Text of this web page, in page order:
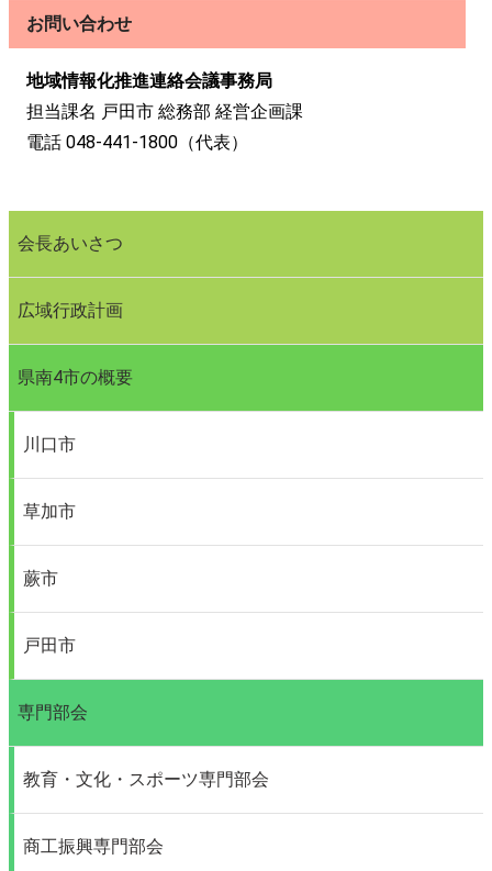
お問い合わせ
地域情報化推進連絡会議事務局
担当課名 戸田市 総務部 経営企画課
電話 048-441-1800（代表）
会長あいさつ
広域行政計画
県南4市の概要
川口市
草加市
蕨市
戸田市
専門部会
教育・文化・スポーツ専門部会
商工振興専門部会